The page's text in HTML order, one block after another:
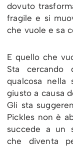
dovuto
fragile e si
che vuole e sa
E quello che
Sta cercando
qualcosa
giusto a causa
Gli sta
Pickles non è
succede a un
che diventa